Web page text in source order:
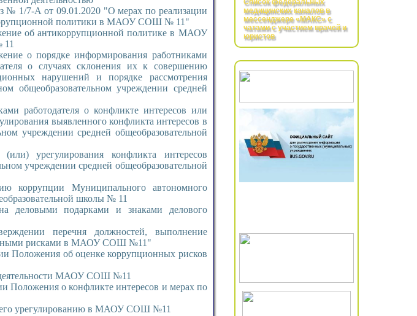
Список федеральных
медицинских каналов в
мессенджере «МАКС» с
чатами с участием врачей и
юристов
№ 1/7-А от 09.01.2020 "О мерах по реализации
политики в МАОУ СОШ № 11"
об антикоррупционной политике в МАОУ
о порядке информирования работниками
о случаях склонения их к совершению
нарушений и порядке рассмотрения
общеобразовательном учреждении средней
работодателя о конфликте интересов или
выявленного конфликта интересов в
учреждении средней общеобразовательной
урегулирования конфликта интересов
учреждении средней общеобразовательной
коррупции Муниципального автономного
школы № 11
деловыми подарками и знаками делового
перечня должностей, выполнение
рисками в МАОУ СОШ №11"
Положения об оценке коррупционных рисков
МАОУ СОШ №11
Положения о конфликте интересов и мерах по
его урегулированию в МАОУ СОШ №11